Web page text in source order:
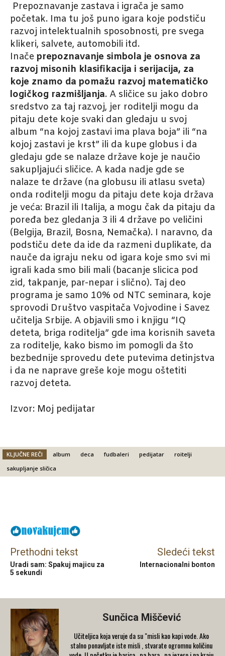
Prepoznavanje zastava i igrača je samo
početak. Ima tu još puno igara koje podstiču
razvoj intelektualnih sposobnosti, pre svega
klikeri, salvete, automobili itd.
Inače prepoznavanje simbola je osnova za
razvoj misonih klasifikacija i serijacija, za
koje znamo da pomažu razvoj matematičko
logičkog razmišljanja. A sličice su jako dobro
sredstvo za taj razvoj, jer roditelji mogu da
pitaju dete koje svaki dan gledaju u svoj
album “na kojoj zastavi ima plava boja” ili “na
kojoj zastavi je krst” ili da kupe globus i da
gledaju gde se nalaze države koje je naučio
sakupljajući sličice. A kada nadje gde se
nalaze te države (na globusu ili atlasu sveta)
onda roditelji mogu da pitaju dete koja država
je veća: Brazil ili Italija, a mogu čak da pitaju da
poređa bez gledanja 3 ili 4 države po veličini
(Belgija, Brazil, Bosna, Nemačka). I naravno, da
podstiču dete da ide da razmeni duplikate, da
nauče da igraju neku od igara koje smo svi mi
igrali kada smo bili mali (bacanje slicica pod
zid, takpanje, par-nepar i slično). Taj deo
programa je samo 10% od NTC seminara, koje
sprovodi Društvo vaspitača Vojvodine i Savez
učitelja Srbije. A objavili smo i knjigu “IQ
deteta, briga roditelja” gde ima korisnih saveta
za roditelje, kako bismo im pomogli da što
bezbednije sprovedu dete putevima detinjstva
i da ne naprave greše koje mogu oštetiti
razvoj deteta.
Izvor: Moj pedijatar
KLJUČNE REČI album deca fudbaleri pedijatar
roitelji
sakupljanje sličica
Prethodni tekst
Uradi sam: Spakuj majicu za
5 sekundi
Sledeći tekst
Internacionalni bonton
Sunčica Miščević
Učiteljica koja veruje da su "misli kao kapi vode. Ako
stalno ponavljate iste misli , stvarate ogromnu količinu